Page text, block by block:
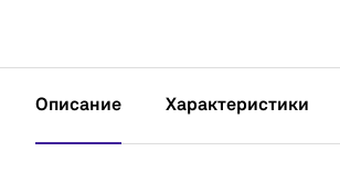
Описание Характеристики